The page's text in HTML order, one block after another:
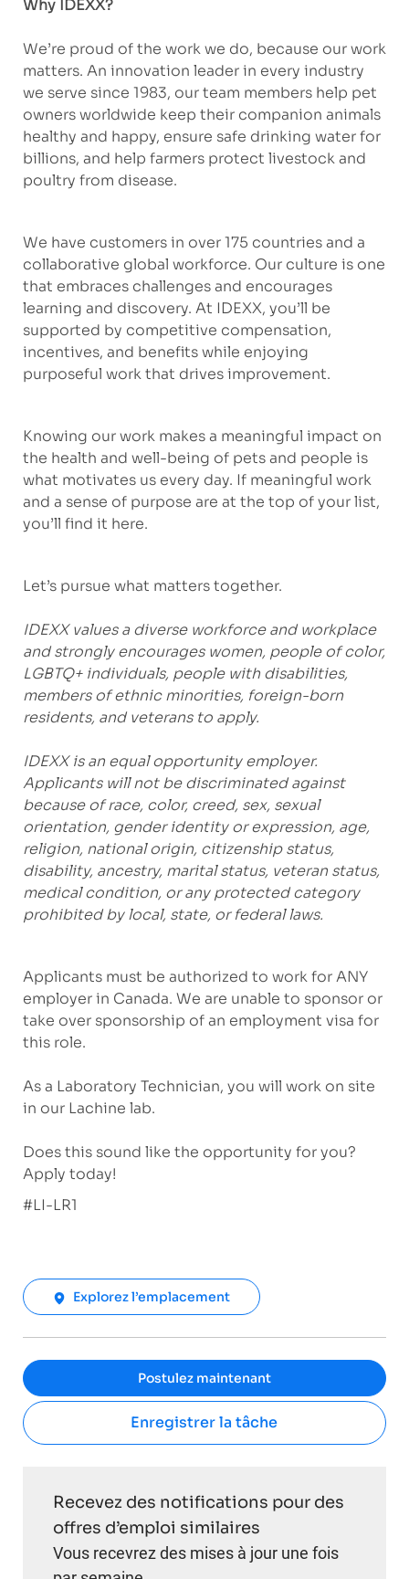
Why IDEXX?
We’re proud of the work we do, because our work
matters. An innovation leader in every industry
we serve since 1983, our team members help pet
owners worldwide keep their companion animals
healthy and happy, ensure safe drinking water for
billions, and help farmers protect livestock and
poultry from disease.
We have customers in over 175 countries and a
collaborative global workforce. Our culture is one
that embraces challenges and encourages
learning and discovery. At IDEXX, you’ll be
supported by competitive compensation,
incentives, and benefits while enjoying
purposeful work that drives improvement.
Knowing our work makes a meaningful impact on
the health and well-being of pets and people is
what motivates us every day. If meaningful work
and a sense of purpose are at the top of your list,
you’ll find it here.
Let’s pursue what matters together.
IDEXX values a diverse workforce and workplace
and strongly encourages women, people of color,
LGBTQ+ individuals, people with disabilities,
members of ethnic minorities, foreign-born
residents, and veterans to apply.
IDEXX is an equal opportunity employer.
Applicants will not be discriminated against
because of race, color, creed, sex, sexual
orientation, gender identity or expression, age,
religion, national origin, citizenship status,
disability, ancestry, marital status, veteran status,
medical condition, or any protected category
prohibited by local, state, or federal laws.
Applicants must be authorized to work for ANY
employer in Canada. We are unable to sponsor or
take over sponsorship of an employment visa for
this role.
As a Laboratory Technician, you will work on site
in ourLachine lab.
Does this sound like the opportunity for you?
Apply today!
#LI-LR1
Explorez l’emplacement
Postulez maintenant
Enregistrer la tâche
Recevez des notifications pour des
offres d’emploi similaires
Vous recevrez des mises à jour une fois